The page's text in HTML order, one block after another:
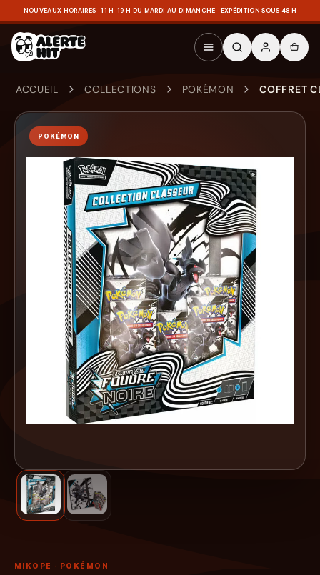
NOUVEAUX HORAIRES · 11 H–19 H DU MARDI AU DIMANCHE · EXPÉDITION SOUS 48 H
ACCUEIL COLLECTIONS POKÉMON COFFRET
POKÉMON
MIKOPE · POKÉMON